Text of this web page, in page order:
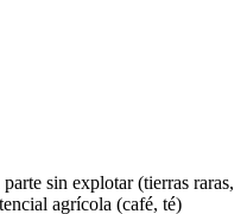
sin explotar (tierras raras,
agrícola (café, té)